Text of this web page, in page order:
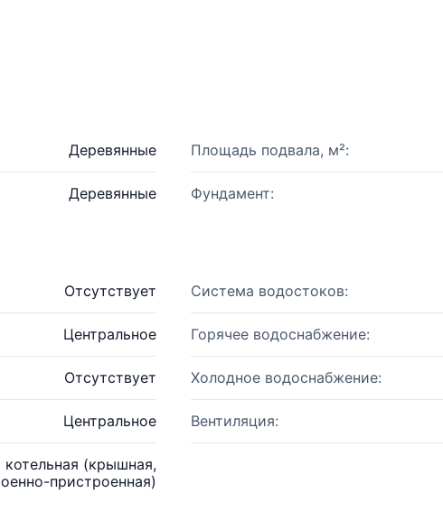
Деревянные Площадь подвала, м²:
Деревянные Фундамент:
Отсутствует Система водостоков:
Центральное Горячее водоснабжение:
Отсутствует Холодное водоснабжение:
Центральное Вентиляция:
(крышная,
пристроенная)